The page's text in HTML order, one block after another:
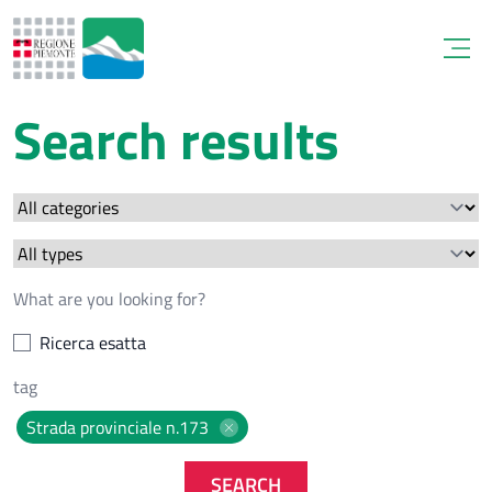
Search results
Ricerca esatta
Strada provinciale n.173
SEARCH